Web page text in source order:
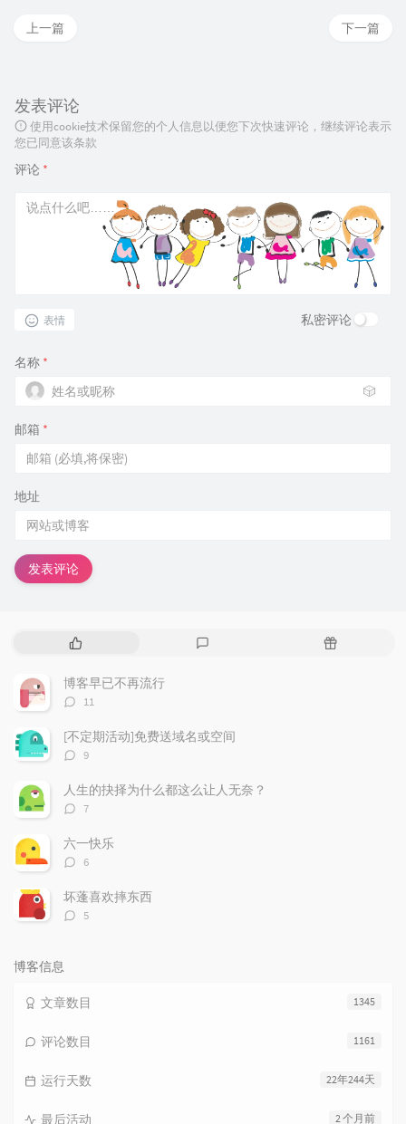
下一篇
上一篇
发表评论
使用cookie技术保留您的个人信息以便您下次快速评论，继续评论表示
您已同意该条款
评论 *
表情 私密评论
名称 *
🎲
邮箱 *
地址
发表评论
热
文
章
随
博客早已不再流行
评
数：
11
[不定期活动]免费送域名或空间
评
数：
9
人生的抉择为什么都这么让人无奈？
评
数：
7
六一快乐
评
数：
6
坏蓬喜欢摔东西
评
5
博客信息
1345
文章数目
1161
评论数目
22年244天
运行天数
2 个月前
最后活动